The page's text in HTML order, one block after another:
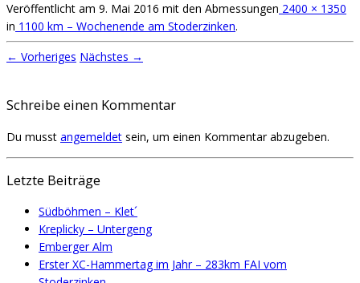
Veröffentlicht am 9. Mai 2016 mit den Abmessungen 2400 × 1350
in 1100 km – Wochenende am Stoderzinken.
← Vorheriges Nächstes →
Schreibe einen Kommentar
Du musst angemeldet sein, um einen Kommentar abzugeben.
Letzte Beiträge
Südböhmen – Klet´
Kreplicky – Untergeng
Emberger Alm
Erster XC-Hammertag im Jahr – 283km FAI vom